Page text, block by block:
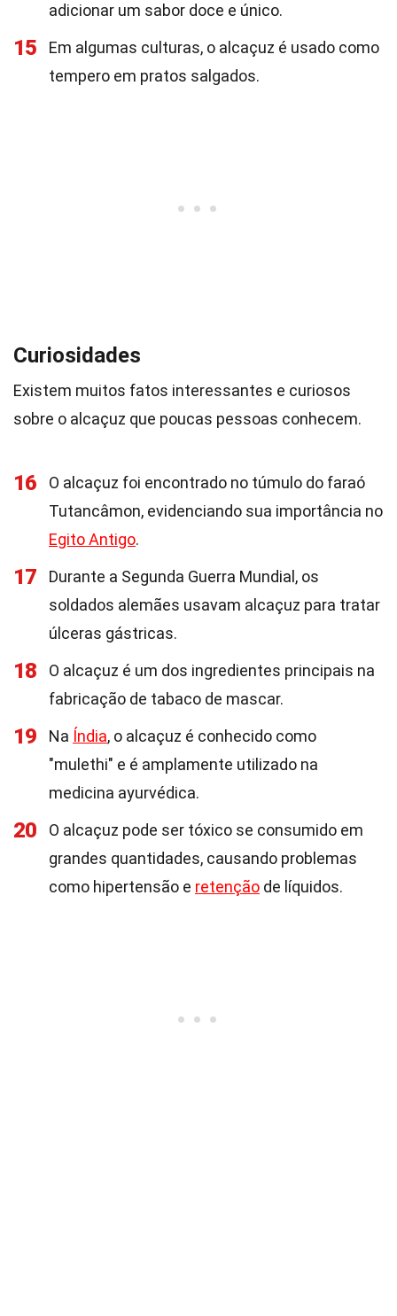
adicionar um sabor doce e único.
15
Em algumas culturas, o alcaçuz é usado como
tempero em pratos salgados.
Curiosidades
Existem muitos fatos interessantes e curiosos
sobre o alcaçuz que poucas pessoas conhecem.
16
O alcaçuz foi encontrado no túmulo do faraó
Tutancâmon, evidenciando sua importância no
Egito Antigo.
17
Durante a Segunda Guerra Mundial, os
soldados alemães usavam alcaçuz para tratar
úlceras gástricas.
18
O alcaçuz é um dos ingredientes principais na
fabricação de tabaco de mascar.
19 Na Índia, o alcaçuz é conhecido como
"mulethi" e é amplamente utilizado na
medicina ayurvédica.
20
O alcaçuz pode ser tóxico se consumido em
grandes quantidades, causando problemas
como hipertensão e retenção de líquidos.